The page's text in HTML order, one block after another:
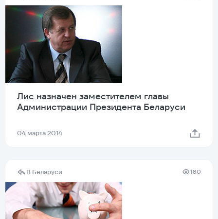
Лис назначен заместителем главы
Администрации Президента Беларуси
04 марта 2014
В Беларуси 180